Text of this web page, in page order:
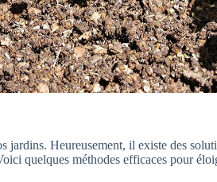
jardins. Heureusement, il existe des
quelques méthodes efficaces pour